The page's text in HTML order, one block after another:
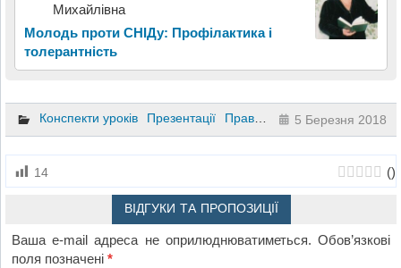
Михайлівна
Молодь проти СНІДу: Профілактика і
толерантність
Конспекти уроків Презентації Правознавство 10 клас 11
5 Березня 2018
14 ()
ВІДГУКИ ТА ПРОПОЗИЦІЇ
Ваша e-mail адреса не оприлюднюватиметься. Обов’язкові
поля позначені*